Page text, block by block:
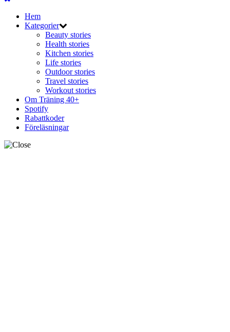
Hem
Kategorier
Beauty stories
Health stories
Kitchen stories
Life stories
Outdoor stories
Travel stories
Workout stories
Om Träning 40+
Spotify
Rabattkoder
Föreläsningar